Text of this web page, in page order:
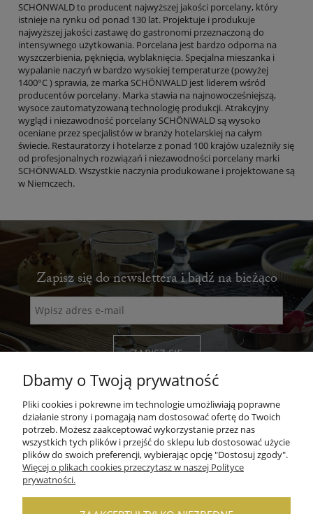
SCHÖNWALD to producent najwyższej jakości porcelany, który
istnieje na rynku od ponad 130 lat. Projektuje i produkuje
najwyższej jakości zastawę do gastronomi przeznaczoną do
intensywnego użytkowania. Porcelana jest bardzo odporna na
wyszczerbienia, pęknięcia, wyblaknięcia. Specjalna mieszanka i
wypalanie naczyń w bardzo wysokiej temperaturze (powyżej
1400°C ) sprawia, że marka SCHÖNWALD jest liderem wśród
producentów porcelany. Marka stawia na najnowocześniejszą,
wysoce zautomatyzowaną technologię produkcji. Atrakcyjny
wygląd i niezawodność porcelany SCHÖNWALD są wysoko
oceniane przez specjalistów w branży hotelarskiej na całym
świecie. Restauratorzy i hotelarze z ponad 100 krajów uzależniły się
od profesjonalnych rozwiązań i niezawodności porcelany marki
SCHÖNWALD. Wszystkie naczynia produkowane i projektowane są
w Niemczech.
Zapisz się do newslettera i bądź na bieżąco
ZAPISZ SIĘ
POMOC
Dbamy o Twoją prywatność
Pliki cookies i pokrewne im technologie umożliwiają poprawne
działanie strony i pomagają nam dostosować ofertę do Twoich
potrzeb. Możesz zaakceptować wykorzystanie przez nas
wszystkich tych plików i przejść do sklepu lub dostosować użycie
plików do swoich preferencji, wybierając opcję "Dostosuj zgody".
Więcej o plikach cookies przeczytasz w naszej Polityce
prywatności.